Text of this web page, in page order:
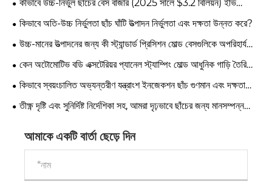
কীভাবে উচ্চ-নির্ভুল ছাঁচের বেস বাজার (2025 সালে $3.2 বিলিয়ন) ইভি
লাইটওয়েটিং এবং ইন্টিগ্রেটেড ডাই-কাস্টিং প্রবণতা দ্বারা পুনরায় আকার দেওয়া
কিভাবে অতি-উচ্চ নির্ভুলতা ছাঁচ ঘাঁটি উত্পাদন নির্ভুলতা এবং দক্ষতা উন্নত করে?
উচ্চ-মানের উত্পাদনের জন্য কী স্ট্যান্ডার্ড প্রিসিশন মোল্ড বেসগুলিকে অপরিহার্য
করে তোলে?
কেন অটোমোটিভ বডি এক্সটেরিয়র প্যানেল স্ট্যাম্পিং মোল্ড আধুনিক গাড়ি তৈরিতে
গুরুত্বপূর্ণ?
কিভাবে স্বয়ংচালিত অভ্যন্তরীণ যন্ত্রাংশ ইনজেকশন ছাঁচ গুণমান এবং দক্ষতা
উন্নত করে?
তীক্ষ্ণ দৃষ্টি এবং সুনির্দিষ্ট নির্দেশিকা সহ, আমরা দৃঢ়ভাবে ছাঁচের জন্য মানসম্পন্ন
আমাকে একটি বার্তা ছেড়ে দিন